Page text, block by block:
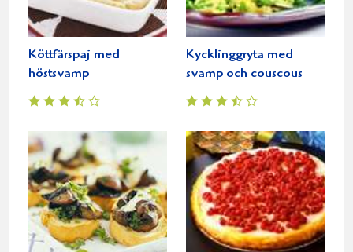
Köttfärspaj med
höstsvamp
Kycklinggryta med
svamp och couscous